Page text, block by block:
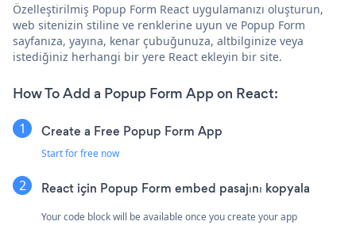
Özelleştirilmiş Popup Form React uygulamanızı oluşturun,
web sitenizin stiline ve renklerine uyun ve Popup Form
sayfanıza, yayına, kenar çubuğunuza, altbilginize veya
istediğiniz herhangi bir yere React ekleyin bir site.
How To Add a Popup Form App on React:
Create a Free Popup Form App
Start for free now
React için Popup Form embed pasajını kopyala
Your code block will be available once you create your app